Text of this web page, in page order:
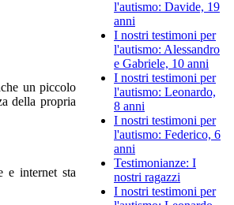
un piccolo
della propria
e internet sta
l'autismo: Davide, 19
anni
I nostri testimoni per
l'autismo: Alessandro
e Gabriele, 10 anni
I nostri testimoni per
l'autismo: Leonardo,
8 anni
I nostri testimoni per
l'autismo: Federico, 6
anni
Testimonianze: I
nostri ragazzi
I nostri testimoni per